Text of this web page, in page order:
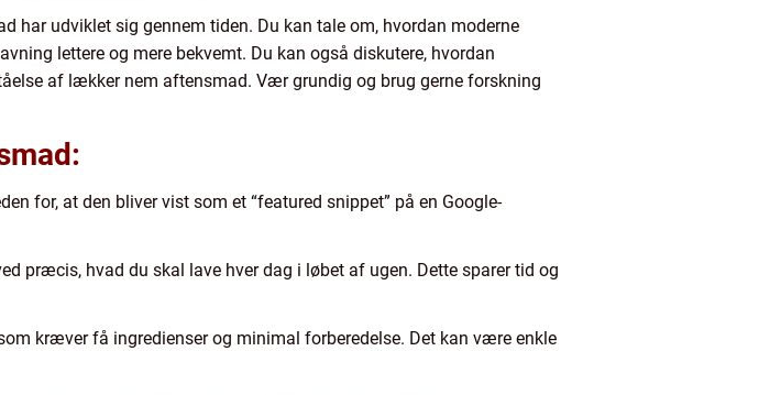
har udviklet sig gennem tiden. Du kan tale om, hvordan moderne
lettere og mere bekvemt. Du kan også diskutere, hvordan
af lækker nem aftensmad. Vær grundig og brug gerne forskning
for, at den bliver vist som et “featured snippet” på en Google-
præcis, hvad du skal lave hver dag i løbet af ugen. Dette sparer tid og
kræver få ingredienser og minimal forberedelse. Det kan være enkle